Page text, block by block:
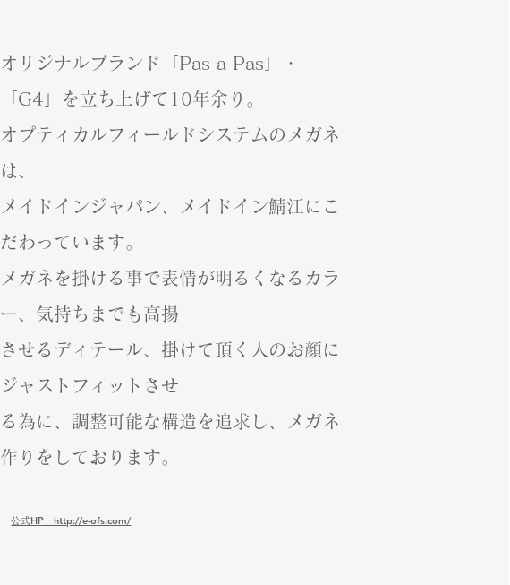
オリジナルブランド「Pas a Pas」・
「G4」を立ち上げて10年余り。
オプティカルフィールドシステムのメガネ
は、
メイドインジャパン、メイドイン鯖江にこ
だわっています。
メガネを掛ける事で表情が明るくなるカラ
ー、気持ちまでも高揚
させるディテール、掛けて頂く人のお顔に
ジャストフィットさせ
る為に、調整可能な構造を追求し、メガネ
作りをしております。
​公式HP http://e-ofs.com/